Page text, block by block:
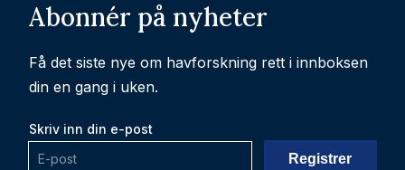
Abonnér på nyheter
Få det siste nye om havforskning rett i innboksen
din en gang i uken.
Skriv inn din e-post